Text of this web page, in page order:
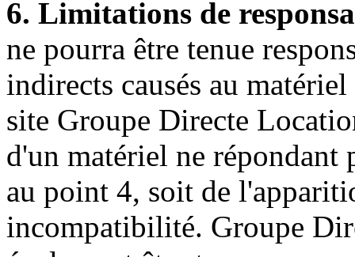
6. Limitations de
ne pourra être tenue
indirects causés au
site Groupe Directe
d'un matériel ne répondant
au point 4, soit de
incompatibilité. Groupe